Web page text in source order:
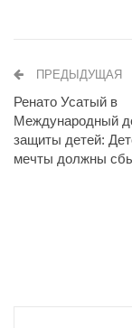
ПРЕДЫДУЩАЯ
Ренато Усатый в
Международный
защиты детей:
мечты должны